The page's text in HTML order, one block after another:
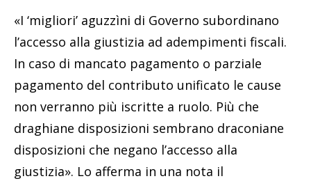
«I ‘migliori’ aguzzìni di Governo subordinano
l’accesso alla giustizia ad adempimenti fiscali.
In caso di mancato pagamento o parziale
pagamento del contributo unificato le cause
non verranno più iscritte a ruolo. Più che
draghiane disposizioni sembrano draconiane
disposizioni che negano l’accesso alla
giustizia». Lo afferma in una nota il